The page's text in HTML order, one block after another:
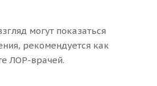
могут показаться
рекомендуется как
ЛОР-врачей.